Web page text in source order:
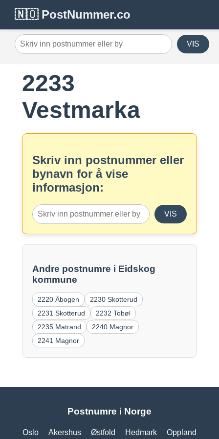
🇳🇴 PostNummer.co
VIS
2233
Vestmarka
Skriv inn postnummer eller
bynavn for å vise
informasjon:
VIS
Andre postnumre i Eidskog
kommune
2220 Åbogen
2230 Skotterud
2231 Skotterud
2232 Tobøl
2235 Matrand
2240 Magnor
2241 Magnor
Postnumre i Norge
Oslo Akershus Østfold Hedmark Oppland